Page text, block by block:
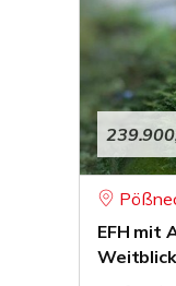
EFH mit